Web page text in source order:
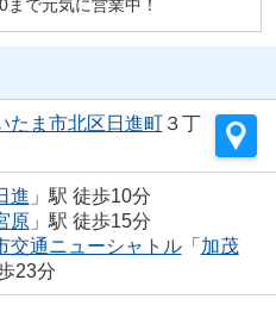
で元気に営業中！
たま市北区 日進町３丁
進 」駅 徒歩10分
原」駅 徒歩15分
交通ニューシャトル「 加茂
23分